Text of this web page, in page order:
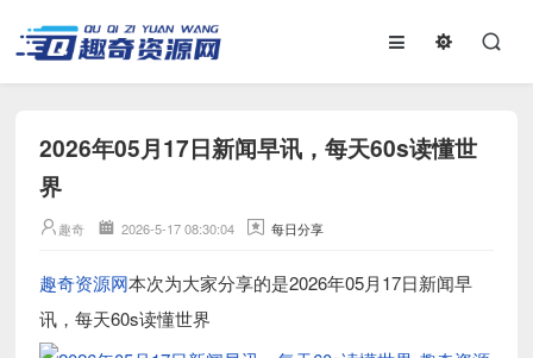
2026年05月17日新闻早讯，每天60s读懂世
界
趣奇 2026-5-17 08:30:04 每日分享
趣奇资源网本次为大家分享的是2026年05月17日新闻早
讯，每天60s读懂世界